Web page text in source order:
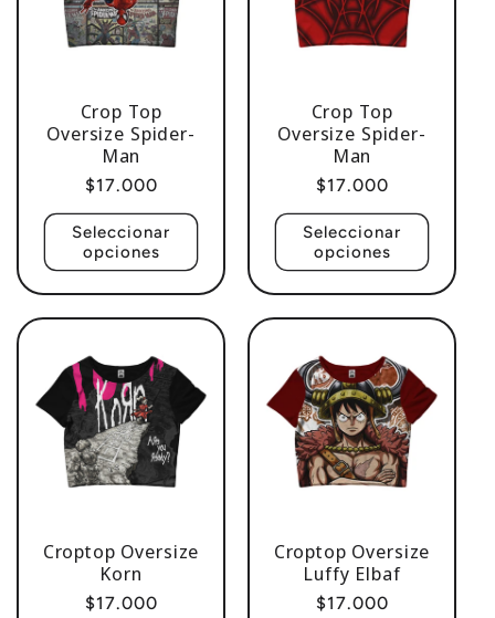
Crop Top
Oversize Spider-
Man
Precio
habitual
$17.000
Seleccionar
opciones
Crop Top
Oversize Spider-
Man
Precio
habitual
$17.000
Seleccionar
opciones
Croptop Oversize
Korn
Precio
$17.000
Croptop Oversize
Luffy Elbaf
Precio
$17.000